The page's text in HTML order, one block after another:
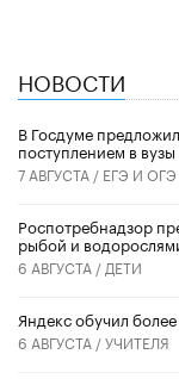
НОВОСТИ
В Госдуме
поступлением в вузы
7 АВГУСТА / ЕГЭ И ОГЭ
Роспотребнадзор
рыбой и
6 АВГУСТА / ДЕТИ
​Яндекс обучил
6 АВГУСТА /УЧИТЕЛЯ